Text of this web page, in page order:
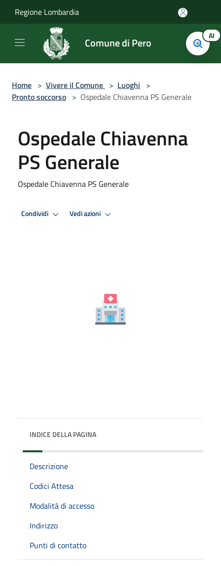
Regione Lombardia
Comune di Pero AI
Home > Vivere il Comune > Luoghi >
Pronto soccorso > Ospedale Chiavenna PS Generale
Ospedale Chiavenna
PS Generale
Ospedale Chiavenna PS Generale
Condividi Vedi azioni
INDICE DELLA PAGINA
Descrizione
Codici Attesa
Modalità di accesso
Indirizzo
Punti di contatto